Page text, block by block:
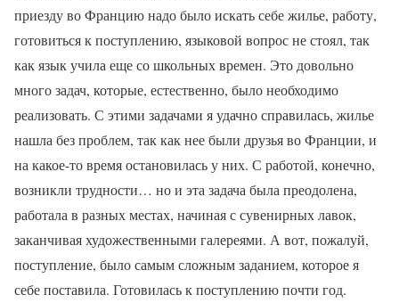
приезду во Францию надо было искать себе жилье, работу,
готовиться к поступлению, языковой вопрос не стоял, так
как язык учила еще со школьных времен. Это довольно
много задач, которые, естественно, было необходимо
реализовать. С этими задачами я удачно справилась, жилье
нашла без проблем, так как нее были друзья во Франции, и
на какое-то время остановилась у них. С работой, конечно,
возникли трудности… но и эта задача была преодолена,
работала в разных местах, начиная с сувенирных лавок,
заканчивая художественными галереями. А вот, пожалуй,
поступление, было самым сложным заданием, которое я
себе поставила. Готовилась к поступлению почти год.